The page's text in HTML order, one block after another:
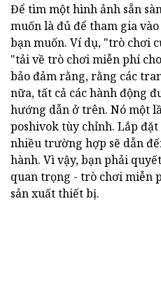
Để tìm một hình ảnh sẵn
muốn là đủ để tham gia
bạn muốn. Ví dụ, "trò chơi
"tải về trò chơi miễn phí
bảo đảm rằng, rằng các
nữa, tất cả các hành động
hướng dẫn ở trên. Nó một
poshivok tùy chỉnh. Lắp
nhiều trường hợp sẽ dẫn
hành. Vì vậy, bạn phải
quan trọng - trò chơi miễn
sản xuất thiết bị.